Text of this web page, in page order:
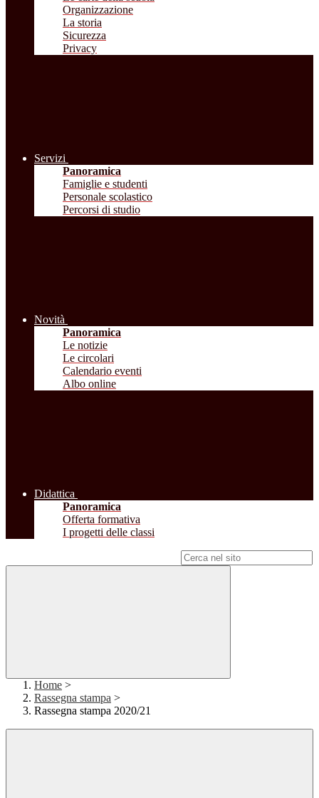
Organizzazione
La storia
Sicurezza
Privacy
Servizi
Panoramica
Famiglie e studenti
Personale scolastico
Percorsi di studio
Novità
Panoramica
Le notizie
Le circolari
Calendario eventi
Albo online
Didattica
Panoramica
Offerta formativa
I progetti delle classi
Home >
Rassegna stampa >
Rassegna stampa 2020/21